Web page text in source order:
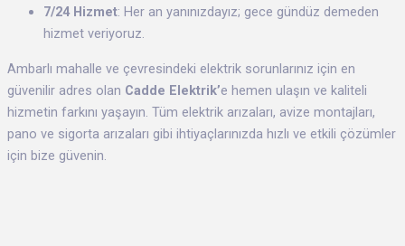
7/24 Hizmet: Her an yanınızdayız; gece gündüz demeden
hizmet veriyoruz.
Ambarlı mahalle ve çevresindeki elektrik sorunlarınız için en
güvenilir adres olan Cadde Elektrik’e hemen ulaşın ve kaliteli
hizmetin farkını yaşayın. Tüm elektrik arızaları, avize montajları,
pano ve sigorta arızaları gibi ihtiyaçlarınızda hızlı ve etkili çözümler
için bize güvenin.